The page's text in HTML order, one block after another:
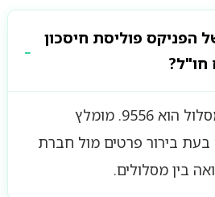
הפניקס פוליסת חיסכון
חו"ל?
מספר הקופה של המסלול הוא 9556. מומלץ
בירור פרטים מול חברת
בין מסלולים.